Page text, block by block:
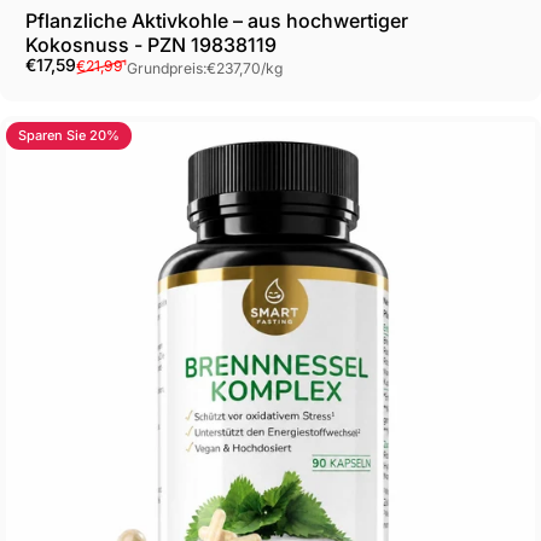
Pflanzliche Aktivkohle – aus hochwertiger
Kokosnuss - PZN 19838119
Verkaufspreis
€17,59
Normaler Preis
€21,99¹Grundpreis
Grundpreis:€237,70/kg
4.0
Sparen Sie 20%